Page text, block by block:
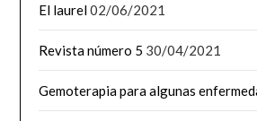
El laurel02/06/2021
Revista número 5 30/04/2021
Gemoterapia para algunas